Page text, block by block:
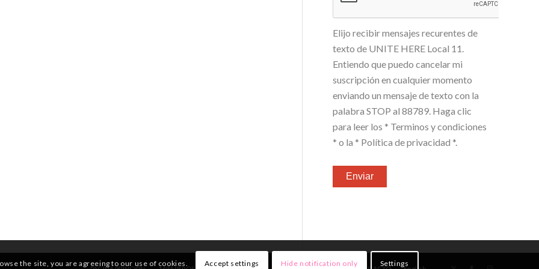
Elijo recibir mensajes recurentes de
texto de UNITE HERE Local 11.
Entiendo que puedo cancelar mi
suscripción en cualquier momento
enviando un mensaje de texto con la
palabra STOP al 88789. Haga clic
para leer los * Terminos y condiciones
* o la * Política de privacidad *.
the site, you are agreeing to our use of cookies. Accept settings Hide notification only Settings